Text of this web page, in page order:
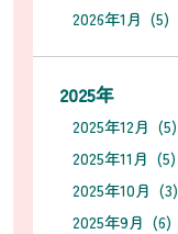
2026年1月 (5)
2025年
2025年12月 (5)
2025年11月 (5)
2025年10月 (3)
2025年9月 (6)